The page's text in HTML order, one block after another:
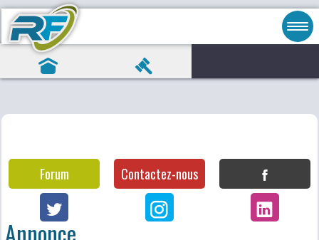
Forum Contactez-nous
Annonce